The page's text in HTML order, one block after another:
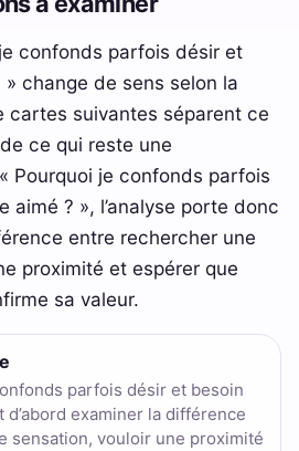
confonds parfois désir et
» change de sens selon la
cartes suivantes séparent ce
ce qui reste une
Pourquoi je confonds parfois
aimé ? », l’analyse porte donc
entre rechercher une
proximité et espérer que
sa valeur.
parfois désir et besoin
d’abord examiner la différence
sensation, vouloir une proximité